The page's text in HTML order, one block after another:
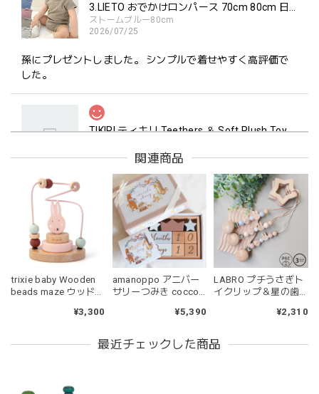
ストームブルー80cm
2026/07/25
孫にプレゼントしました。 シンプルで着せやすく高評価で
した。
TIKIRI ティキリ Teethers ＆ Soft Plush Toy Alvin ぞう 歯固め＆ぬいぐるみセット
2026/06/18
マグカップ BEANS 2 美濃焼 日本製 コーヒー豆柄
ブラウン
2026/06/17
kawaii&born | ハート型 歯固めリング シリコン
2026/04/24
持ちやすいようで今持ってるおもちゃの中で1番長く握って
ても可愛いです。また、シリコン製なので哺乳瓶と一緒に洗
関連商品
trixie baby Wooden
beads maze ウッドト
Rabbit うさぎ 木のお
¥3,300
amanoppo アニバー
サリーつみき coccole
¥5,390
LABRO プチうさぎト
イクリップ＆星の歯
おもちゃ ファースト
¥2,310
最近チェックした商品